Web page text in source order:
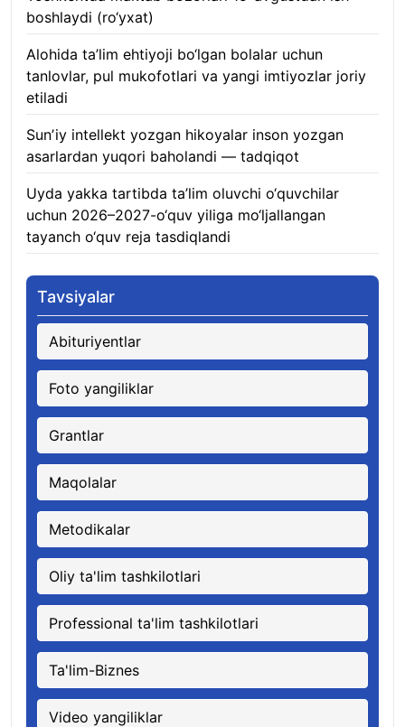
boshlaydi (ro‘yxat)
Alohida ta’lim ehtiyoji bo‘lgan bolalar uchun
tanlovlar, pul mukofotlari va yangi imtiyozlar joriy
etiladi
Sunʼiy intellekt yozgan hikoyalar inson yozgan
asarlardan yuqori baholandi — tadqiqot
Uyda yakka tartibda ta’lim oluvchi o‘quvchilar
uchun 2026–2027-o‘quv yiliga mo‘ljallangan
tayanch o‘quv reja tasdiqlandi
Tavsiyalar
Abituriyentlar
Foto yangiliklar
Grantlar
Maqolalar
Metodikalar
Oliy ta'lim tashkilotlari
Professional ta'lim tashkilotlari
Ta'lim-Biznes
Video yangiliklar